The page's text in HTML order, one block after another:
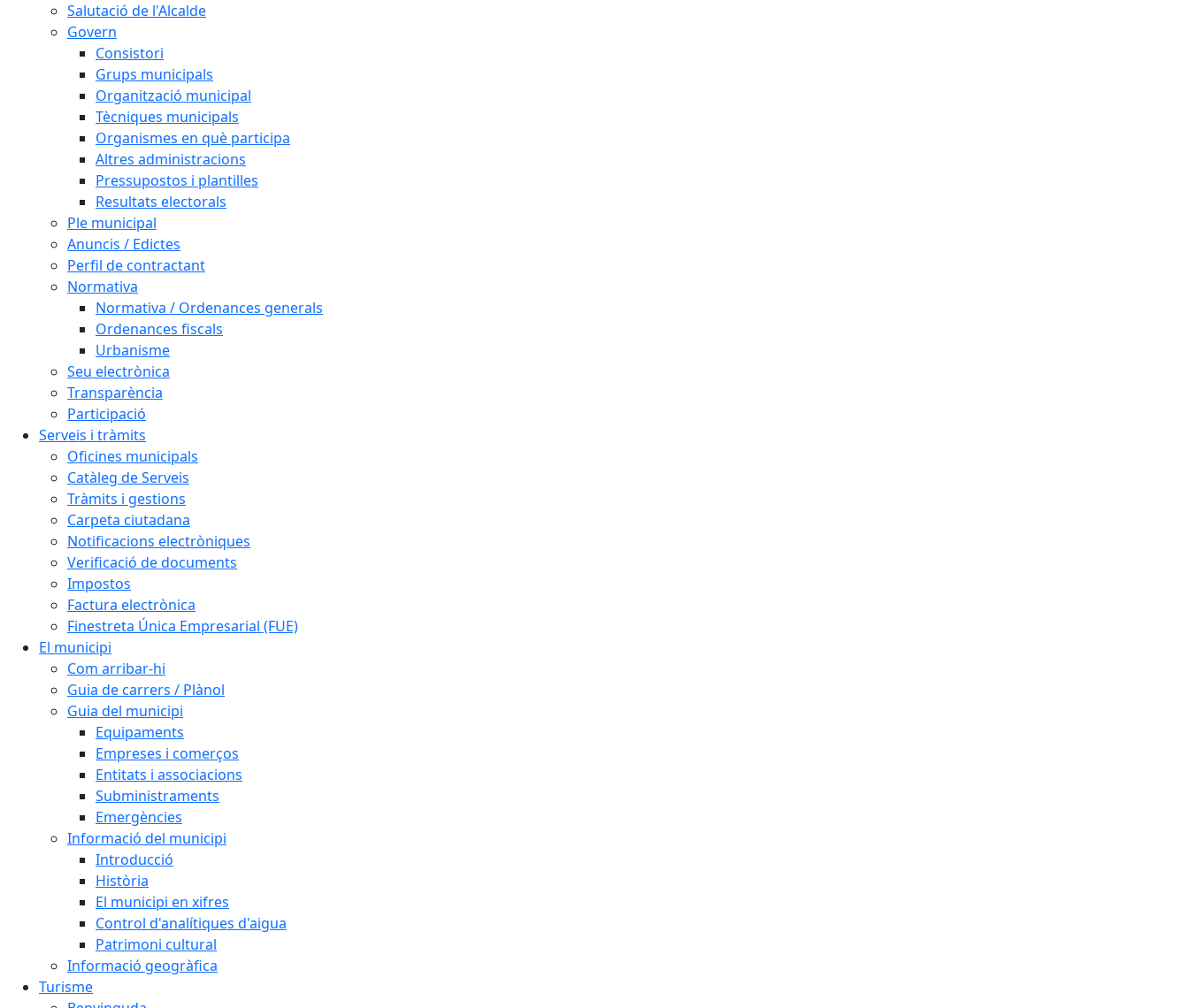
Salutació de l'Alcalde
Govern
Consistori
Grups municipals
Organització municipal
Tècniques municipals
Organismes en què participa
Altres administracions
Pressupostos i plantilles
Resultats electorals
Ple municipal
Anuncis / Edictes
Perfil de contractant
Normativa
Normativa / Ordenances generals
Ordenances fiscals
Urbanisme
Seu electrònica
Transparència
Participació
Serveis i tràmits
Oficines municipals
Catàleg de Serveis
Tràmits i gestions
Carpeta ciutadana
Notificacions electròniques
Verificació de documents
Impostos
Factura electrònica
Finestreta Única Empresarial (FUE)
El municipi
Com arribar-hi
Guia de carrers / Plànol
Guia del municipi
Equipaments
Empreses i comerços
Entitats i associacions
Subministraments
Emergències
Informació del municipi
Introducció
Història
El municipi en xifres
Control d'analítiques d'aigua
Patrimoni cultural
Informació geogràfica
Turisme